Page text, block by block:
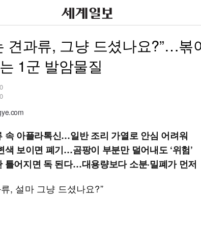
견과류, 그냥 드셨나요?”…볶
1군 발암물질
속 아플라톡신…일반 조리 가열로 안심 어려워
색 보이면 폐기…곰팡이 부분만 덜어내도 ‘위험’
틀어지면 독 된다…대용량보다 소분·밀폐가 먼저
, 설마 그냥 드셨나요?”